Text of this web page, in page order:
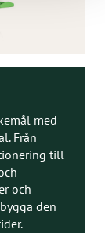
med
Från
till
och
den